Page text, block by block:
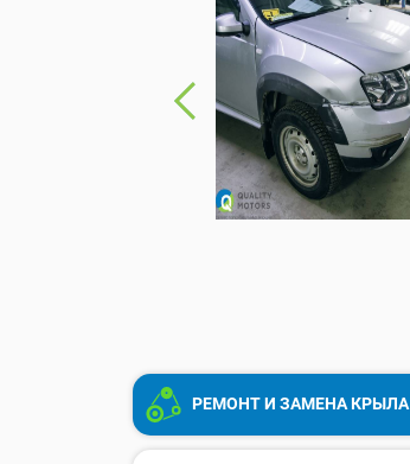
РЕМОНТ И ЗАМЕНА КРЫЛА